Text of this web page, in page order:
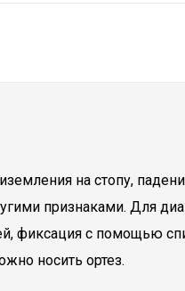
на стопу,
признаками. Для
фиксация с помощью
носить ортез.